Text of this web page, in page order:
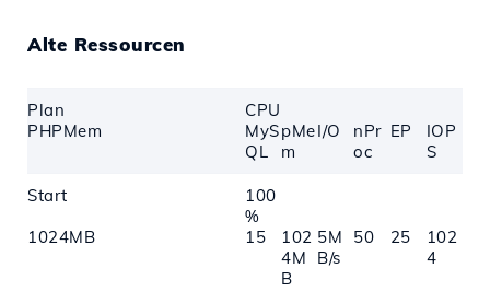
Alte Ressourcen
Plan
CPU
PHPMem
MyS
QL
pMe
m
I/O
nPr
oc
EP
IOP
S
Start
100
%
1024MB
15
102
4M
B
5M
B/s
50 25
102
4